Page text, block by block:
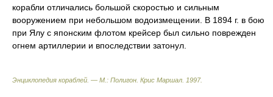
корабли отличались большой скоростью и сильным
вооружением при небольшом водоизмещении. В 1894 г. в бою
при Ялу с японским флотом крейсер был сильно поврежден
огнем артиллерии и впоследствии затонул.
Энциклопедия кораблей. — М.: Полигон Крис Маршал 1997.